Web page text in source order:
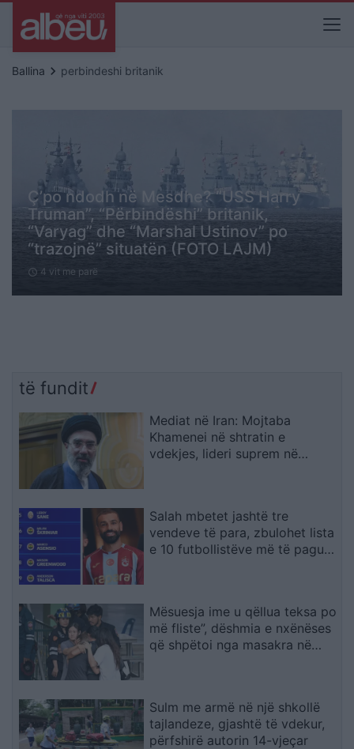
Ballina keyboard_arrow_right perbindeshi britanik
Ç’po ndodh në Mesdhe? “USS Harry
Truman”, “Përbindëshi” britanik,
“Varyag” dhe “Marshal Ustinov” po
“trazojnë” situatën (FOTO LAJM)
schedule 4 vit me parë
të fundit
Mediat në Iran: Mojtaba
Khamenei në shtratin e
vdekjes, lideri suprem në
Salah mbetet jashtë tre
vendeve të para, zbulohet lista
e 10 futbollistëve më të paguar
Mësuesja ime u qëllua teksa po
më fliste”, dëshmia e nxënëses
që shpëtoi nga masakra në
Sulm me armë në një shkollë
tajlandeze, gjashtë të vdekur,
përfshirë autorin 14-vjeçar